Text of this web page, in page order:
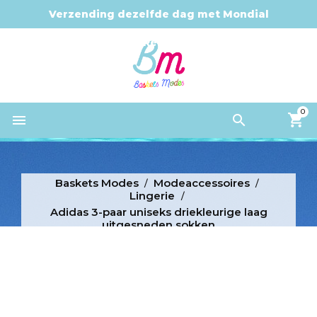
Verzending dezelfde dag met Mondial
Relay


0
Baskets Modes
Modeaccessoires
Lingerie
Adidas 3-paar uniseks driekleurige laag
uitgesneden sokken